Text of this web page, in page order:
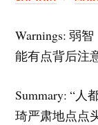
Warnings: 弱
能有点背后注
Summary:“人
琦严肃地点点